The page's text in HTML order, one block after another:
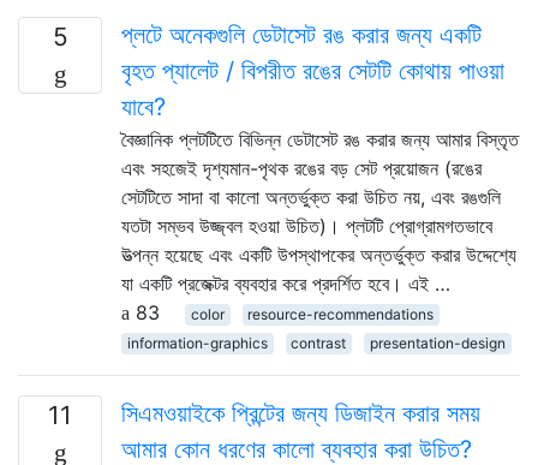
5
প্লটে অনেকগুলি ডেটাসেট রঙ করার জন্য একটি
বৃহত প্যালেট / বিপরীত রঙের সেটটি কোথায় পাওয়া
যাবে?
বৈজ্ঞানিক প্লটটিতে বিভিন্ন ডেটাসেট রঙ করার জন্য আমার বিস্তৃত
এবং সহজেই দৃশ্যমান-পৃথক রঙের বড় সেট প্রয়োজন (রঙের
সেটটিতে সাদা বা কালো অন্তর্ভুক্ত করা উচিত নয়, এবং রঙগুলি
যতটা সম্ভব উজ্জ্বল হওয়া উচিত)। প্লটটি প্রোগ্রামগতভাবে
উত্পন্ন হয়েছে এবং একটি উপস্থাপকের অন্তর্ভুক্ত করার উদ্দেশ্যে
যা একটি প্রজেক্টর ব্যবহার করে প্রদর্শিত হবে। এই …
83
color
resource-recommendations
information-graphics
contrast presentation-design
11
সিএমওয়াইকে প্রিন্টের জন্য ডিজাইন করার সময়
আমার কোন ধরণের কালো ব্যবহার করা উচিত?